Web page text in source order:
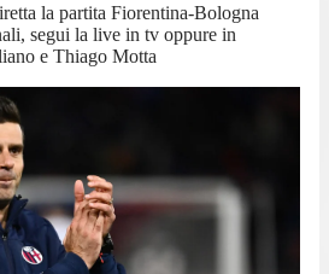
la partita Fiorentina-Bologna
segui la live in tv oppure in
e Thiago Motta